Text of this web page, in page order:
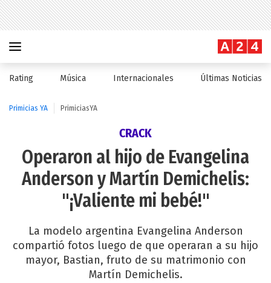
Rating Música Internacionales Últimas Noticias
Primicias YA PrimiciasYA
CRACK
Operaron al hijo de Evangelina
Anderson y Martín Demichelis:
"¡Valiente mi bebé!"
La modelo argentina Evangelina Anderson
compartió fotos luego de que operaran a su hijo
mayor, Bastian, fruto de su matrimonio con
Martín Demichelis.